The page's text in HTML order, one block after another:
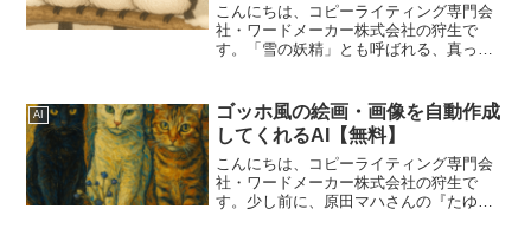
こんにちは、コピーライティング専門会
社・ワードメーカー株式会社の狩生で
す。「雪の妖精」とも呼ばれる、真っ白
いい…」と声が出てしまいますよね。今
回は、そんなシマエナガのか...
AI
ゴッホ風の絵画・画像を自動作成
してくれるAI【無料】
こんにちは、コピーライティング専門会
社・ワードメーカー株式会社の狩生で
す。少し前に、原田マハさんの『たゆた